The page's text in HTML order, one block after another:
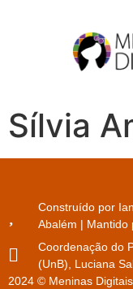
Sílvia
Construído por
Abalém | Mantido
Coordenação do
(UnB), Luciana
2024 © Meninas Digitais